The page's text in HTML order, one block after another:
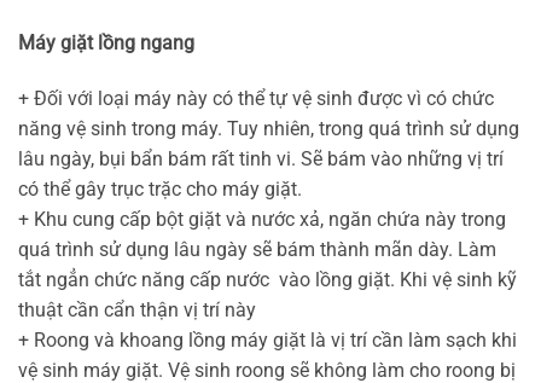
Máy giặt lồng ngang
+ Đối với loại máy này có thể tự vệ sinh được vì có chức
năng vệ sinh trong máy. Tuy nhiên, trong quá trình sử dụng
lâu ngày, bụi bẩn bám rất tinh vi. Sẽ bám vào những vị trí
có thể gây trục trặc cho máy giặt.
+ Khu cung cấp bột giặt và nước xả, ngăn chứa này trong
quá trình sử dụng lâu ngày sẽ bám thành mãn dày. Làm
tắt ngẳn chức năng cấp nước vào lồng giặt. Khi vệ sinh kỹ
thuật cần cẩn thận vị trí này
+ Roong và khoang lồng máy giặt là vị trí cần làm sạch khi
vệ sinh máy giặt. Vệ sinh roong sẽ không làm cho roong bị